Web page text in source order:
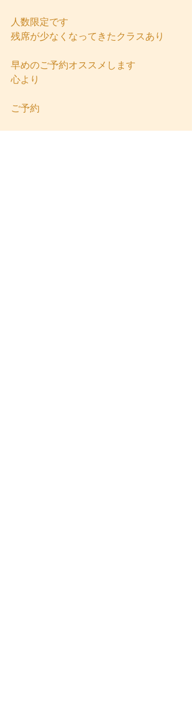
人数限定です
残席が少なくなってきたクラスあり
早めのご予約オススメします
心より
ご予約